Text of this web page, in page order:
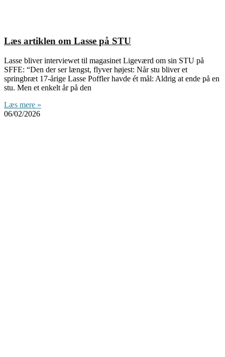
Læs artiklen om Lasse på STU
Lasse bliver interviewet til magasinet Ligeværd om sin STU på
SFFE: “Den der ser længst, flyver højest: Når stu bliver et
springbræt 17-årige Lasse Poffler havde ét mål: Aldrig at ende på en
stu. Men et enkelt år på den
Læs mere »
06/02/2026